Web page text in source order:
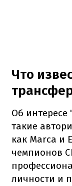
Что
Об интересе
такие
как Marca и
чемпионов
личности и